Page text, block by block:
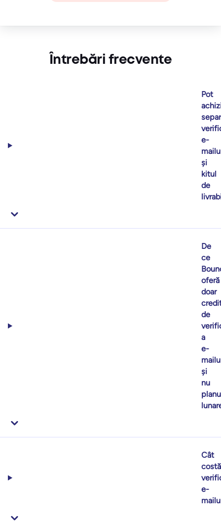
Întrebări frecvente
Pot
e-
și
kitul
de
De
ce
oferă
doar
de
a
e-
și
nu
Cât
costă
e-